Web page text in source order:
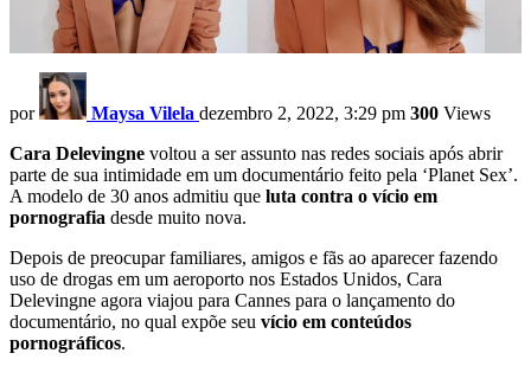
por Maysa Vilela dezembro 2, 2022, 3:29 pm 300 Views
Cara Delevingne voltou a ser assunto nas redes sociais após abrir
parte de sua intimidade em um documentário feito pela ‘Planet Sex’.
A modelo de 30 anos admitiu que luta contra o vício em
pornografia desde muito nova.
Depois de preocupar familiares, amigos e fãs ao aparecer fazendo
uso de drogas em um aeroporto nos Estados Unidos, Cara
Delevingne agora viajou para Cannes para o lançamento do
documentário, no qual expõe seu vício em conteúdos
pornográficos.